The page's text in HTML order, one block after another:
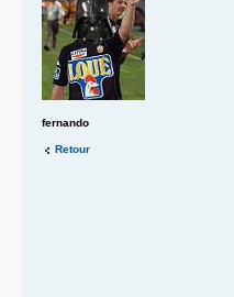
fernando
Retour